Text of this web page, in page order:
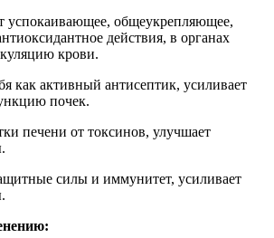
успокаивающее, общеукрепляющее,
действия, в органах
крови.
как активный антисептик, усиливает
почек.
печени от токсинов, улучшает
силы и иммунитет, усиливает